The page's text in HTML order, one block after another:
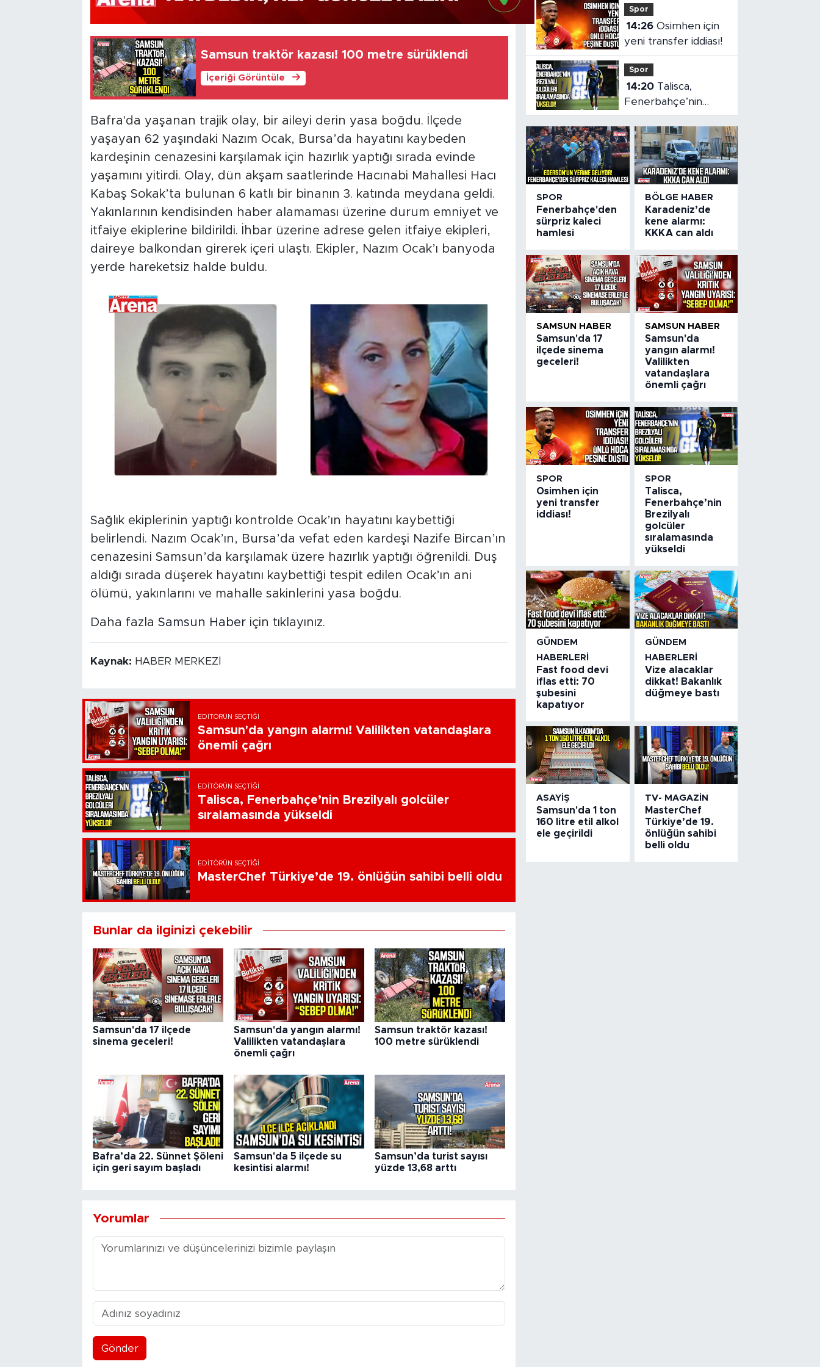
Samsun traktör kazası! 100 metre sürüklendi
İçeriği Görüntüle
Bafra'da yaşanan trajik olay, bir aileyi derin yasa boğdu. İlçede
yaşayan 62 yaşındaki Nazım Ocak, Bursa’da hayatını kaybeden
kardeşinin cenazesini karşılamak için hazırlık yaptığı sırada evinde
yaşamını yitirdi. Olay, dün akşam saatlerinde Hacınabi Mahallesi Hacı
Kabaş Sokak’ta bulunan 6 katlı bir binanın 3. katında meydana geldi.
Yakınlarının kendisinden haber alamaması üzerine durum emniyet ve
itfaiye ekiplerine bildirildi. İhbar üzerine adrese gelen itfaiye ekipleri,
daireye balkondan girerek içeri ulaştı. Ekipler, Nazım Ocak’ı banyoda
yerde hareketsiz halde buldu.
Sağlık ekiplerinin yaptığı kontrolde Ocak’ın hayatını kaybettiği
belirlendi. Nazım Ocak’ın, Bursa’da vefat eden kardeşi Nazife Bircan’ın
cenazesini Samsun’da karşılamak üzere hazırlık yaptığı öğrenildi. Duş
aldığı sırada düşerek hayatını kaybettiği tespit edilen Ocak’ın ani
ölümü, yakınlarını ve mahalle sakinlerini yasa boğdu.
Daha fazla Samsun Haberiçin tıklayınız.
Kaynak: HABER MERKEZİ
EDITÖRÜN SEÇTIĞI
Samsun'da yangın alarmı! Valilikten vatandaşlara
önemli çağrı
EDITÖRÜN SEÇTIĞI
Talisca, Fenerbahçe’nin Brezilyalı golcüler
sıralamasında yükseldi
EDITÖRÜN SEÇTIĞI
MasterChef Türkiye’de 19. önlüğün sahibi belli oldu
Bunlar da ilginizi çekebilir
Samsun'da 17 ilçede
sinema geceleri!
Samsun'da yangın alarmı!
Valilikten vatandaşlara
önemli çağrı
Samsun traktör kazası!
100 metre sürüklendi
Bafra’da 22. Sünnet Şöleni
için geri sayım başladı
Samsun'da 5 ilçede su
kesintisi alarmı!
Samsun’da turist sayısı
yüzde 13,68 arttı
Yorumlar
Gönder
vatandaşlara önemli
çağrı
Spor
14:26 Osimhen için
yeni transfer iddiası!
Spor
14:20
Fenerbahçe’nin
Brezilyalı golcüler
sıralamasında
yükseldi
SPOR
Fenerbahçe'den
sürpriz kaleci
hamlesi
BÖLGE HABER
Karadeniz’de
kene alarmı:
KKKA can aldı
SAMSUN HABER
Samsun'da 17
ilçede sinema
geceleri!
SAMSUN HABER
Samsun'da
yangın alarmı!
Valilikten
vatandaşlara
önemli çağrı
SPOR
Osimhen için
yeni transfer
iddiası!
SPOR
Talisca,
Fenerbahçe’nin
Brezilyalı
golcüler
sıralamasında
yükseldi
GÜNDEM
HABERLERI
Fast food devi
iflas etti: 70
şubesini
kapatıyor
GÜNDEM
HABERLERI
Vize alacaklar
dikkat! Bakanlık
düğmeye bastı
ASAYIŞ
Samsun'da 1 ton
160 litre etil alkol
ele geçirildi
TV- MAGAZIN
MasterChef
Türkiye’de 19.
önlüğün sahibi
belli oldu